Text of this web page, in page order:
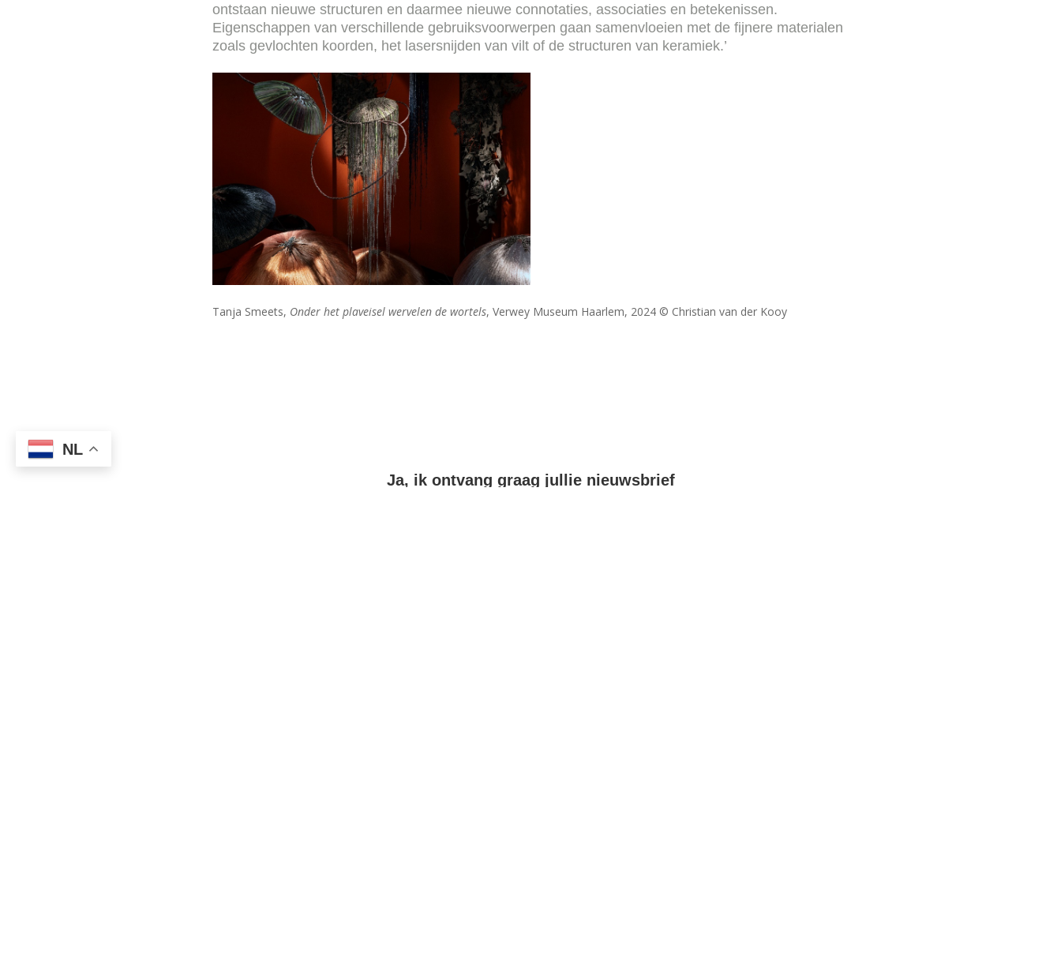
ontstaan nieuwe structuren en daarmee nieuwe connotaties, associaties en betekenissen.
Eigenschappen van verschillende gebruiksvoorwerpen gaan samenvloeien met de fijnere materialen
zoals gevlochten koorden, het lasersnijden van vilt of de structuren van keramiek.’
Tanja Smeets, Onder het plaveisel wervelen de wortels, Verwey Museum Haarlem, 2024 © Christian van der Kooy
Ja, ik ontvang graag jullie nieuwsbrief
NL